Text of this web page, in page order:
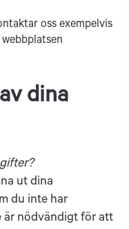
oss exempelvis
dina
ut dina
du inte har
är nödvändigt för att